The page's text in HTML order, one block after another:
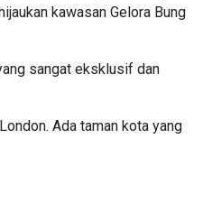
kawasan Gelora Bung
sangat eksklusif dan
Ada taman kota yang